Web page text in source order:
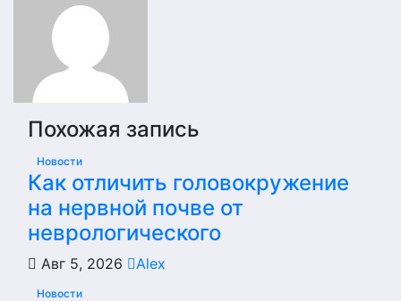
Похожая запись
Новости
Как отличить головокружение
на нервной почве от
неврологического
Авг 5, 2026 Alex
Новости